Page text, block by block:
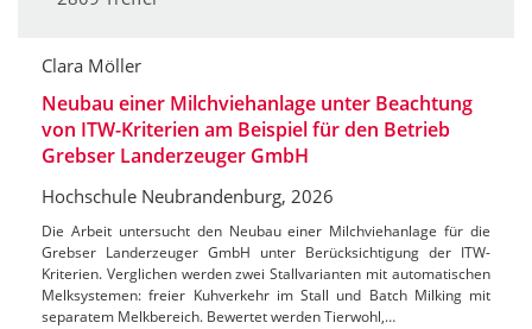
Clara Möller
Neubau einer Milchviehanlage unter Beachtung
von ITW-Kriterien am Beispiel für den Betrieb
Grebser Landerzeuger GmbH
Hochschule Neubrandenburg, 2026
Die Arbeit untersucht den Neubau einer Milchviehanlage für die
Grebser Landerzeuger GmbH unter Berücksichtigung der ITW-
Kriterien. Verglichen werden zwei Stallvarianten mit automatischen
Melksystemen: freier Kuhverkehr im Stall und Batch Milking mit
separatem Melkbereich. Bewertet werden Tierwohl,…